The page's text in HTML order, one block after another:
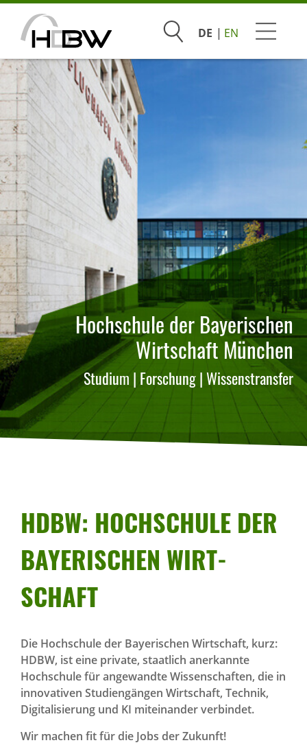
SuchenDE EN
Studium
Beratung & Bewerbung
Praxis & Unternehmen
Hochschule
Infoveranstaltungen
Hochschule der Bayerischen
Wirtschaft München
Studium | Forschung | Wissenstransfer
HDBW: HOCH­SCHULE DER
BAYE­RI­SCHEN WIRT­
SCHAFT
Die Hochschule der Bayerischen Wirtschaft, kurz:
HDBW, ist eine private, staatlich anerkannte
Hochschule für angewandte Wissenschaften, die in
innovativen Studiengängen Wirtschaft, Technik,
Digitalisierung und KI miteinander verbindet.
Wir machen fit für die Jobs der Zukunft!